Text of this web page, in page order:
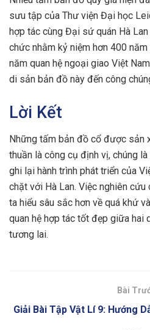
sưu tập của Thư viện Đại học
hợp tác cùng Đại sứ quán Hà
chức nhằm kỷ niệm hơn 400
năm quan hệ ngoại giao Việt
di sản bản đồ này đến công
Lời Kết
Những tấm bản đồ cổ được sản
thuần là công cụ định vị, chúng
ghi lại hành trình phát triển của
chặt với Hà Lan. Việc nghiên
ta hiểu sâu sắc hơn về quá khứ
quan hệ hợp tác tốt đẹp giữa hai
tương lai.
Bài
Giải Bài Tập Vật Lí 9: Hướng